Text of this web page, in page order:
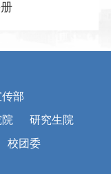
部
研究生院
校团委